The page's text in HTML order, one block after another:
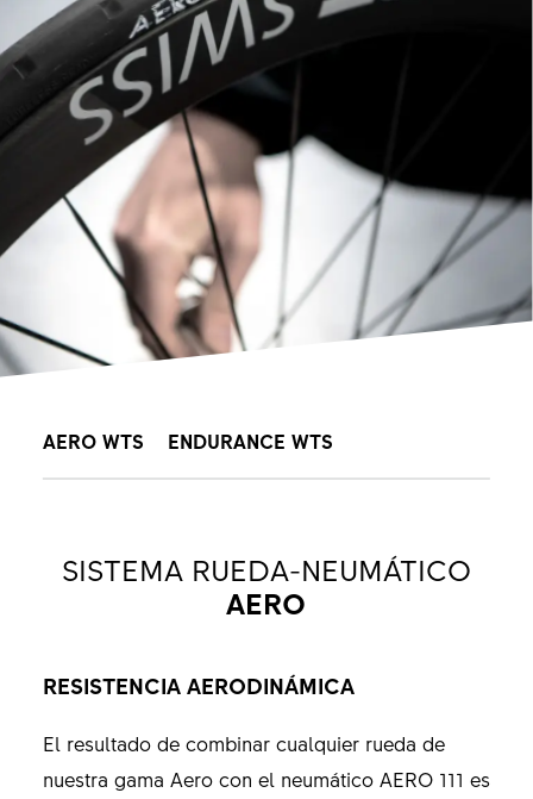
AERO WTS ENDURANCE WTS
SISTEMA RUEDA-NEUMÁTICO
AERO
RESISTENCIA AERODINÁMICA
El resultado de combinar cualquier rueda de
nuestra gama Aero con el neumático AERO 111 es